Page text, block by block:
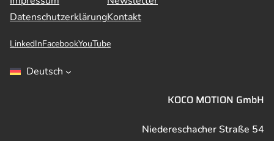
DatenschutzerklärungKontakt
LinkedInFacebookYouTube
Deutsch
KOCO MOTION GmbH
Niedereschacher Straße 54